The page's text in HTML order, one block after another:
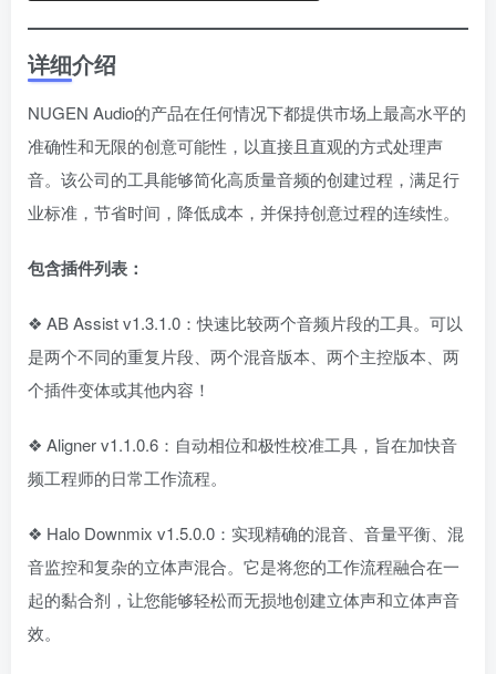
详细介绍
NUGEN Audio的产品在任何情况下都提供市场上最高水平的
准确性和无限的创意可能性，以直接且直观的方式处理声
音。该公司的工具能够简化高质量音频的创建过程，满足行
业标准，节省时间，降低成本，并保持创意过程的连续性。
包含插件列表：
❖ AB Assist v1.3.1.0：快速比较两个音频片段的工具。可以
是两个不同的重复片段、两个混音版本、两个主控版本、两
个插件变体或其他内容！
❖ Aligner v1.1.0.6：自动相位和极性校准工具，旨在加快音
频工程师的日常工作流程。
❖ Halo Downmix v1.5.0.0：实现精确的混音、音量平衡、混
音监控和复杂的立体声混合。它是将您的工作流程融合在一
起的黏合剂，让您能够轻松而无损地创建立体声和立体声音
效。